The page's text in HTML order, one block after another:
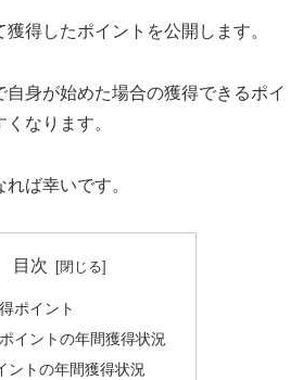
得したポイントを公開します。
自身が始めた場合の獲得できるポイ
なります。
ば幸いです。
目次
ポイント
イントの年間獲得状況
ントの年間獲得状況